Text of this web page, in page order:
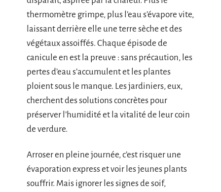
thermomètre grimpe, plus l’eau s’évapore vite,
laissant derrière elle une terre sèche et des
végétaux assoiffés. Chaque épisode de
canicule en est la preuve : sans précaution, les
pertes d’eau s’accumulent et les plantes
ploient sous le manque. Les jardiniers, eux,
cherchent des solutions concrètes pour
préserver l’humidité et la vitalité de leur coin
de verdure.
Arroser en pleine journée, c’est risquer une
évaporation express et voir les jeunes plants
souffrir. Mais ignorer les signes de soif,